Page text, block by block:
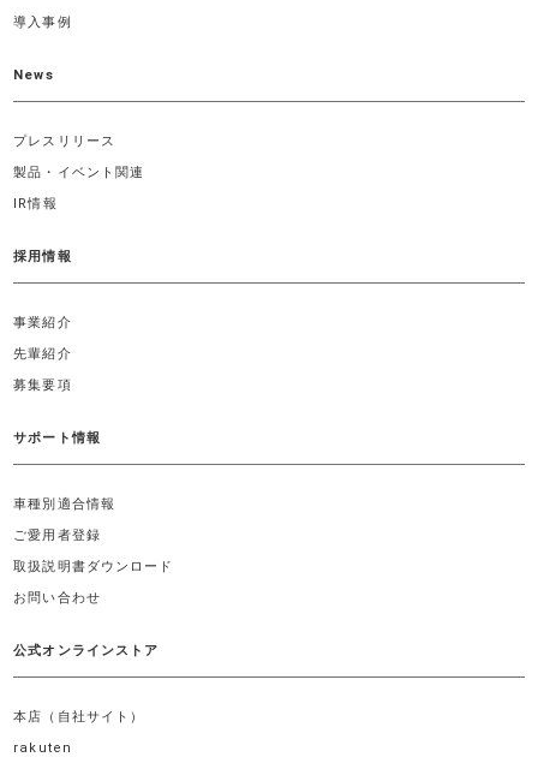
導入事例
News
プレスリリース
製品・イベント関連
IR情報
採用情報
事業紹介
先輩紹介
募集要項
サポート情報
車種別適合情報
ご愛用者登録
取扱説明書ダウンロード
お問い合わせ
公式オンラインストア
本店（自社サイト）
rakuten